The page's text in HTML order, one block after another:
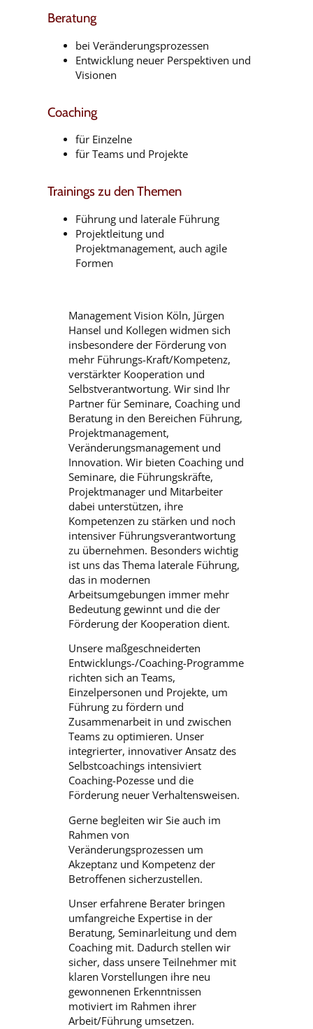
Beratung
bei Veränderungsprozessen
Entwicklung neuer Perspektiven und
Visionen
Coaching
für Einzelne
für Teams und Projekte
Trainings zu den Themen
Führung und laterale Führung
Projektleitung und
Projektmanagement, auch agile
Formen
Management Vision Köln, Jürgen
Hansel und Kollegen widmen sich
insbesondere der Förderung von
mehr Führungs-Kraft/Kompetenz,
verstärkter Kooperation und
Selbstverantwortung. Wir sind Ihr
Partner für Seminare, Coaching und
Beratung in den Bereichen Führung,
Projektmanagement,
Veränderungsmanagement und
Innovation. Wir bieten Coaching und
Seminare, die Führungskräfte,
Projektmanager und Mitarbeiter
dabei unterstützen, ihre
Kompetenzen zu stärken und noch
intensiver Führungsverantwortung
zu übernehmen. Besonders wichtig
ist uns das Thema laterale Führung,
das in modernen
Arbeitsumgebungen immer mehr
Bedeutung gewinnt und die der
Förderung der Kooperation dient.
Unsere maßgeschneiderten
Entwicklungs-/Coaching-Programme
richten sich an Teams,
Einzelpersonen und Projekte, um
Führung zu fördern und
Zusammenarbeit in und zwischen
Teams zu optimieren. Unser
integrierter, innovativer Ansatz des
Selbstcoachings intensiviert
Coaching-Pozesse und die
Förderung neuer Verhaltensweisen.
Gerne begleiten wir Sie auch im
Rahmen von
Veränderungsprozessen um
Akzeptanz und Kompetenz der
Betroffenen sicherzustellen.
Unser erfahrene Berater bringen
umfangreiche Expertise in der
Beratung, Seminarleitung und dem
Coaching mit. Dadurch stellen wir
sicher, dass unsere Teilnehmer mit
klaren Vorstellungen ihre neu
gewonnenen Erkenntnissen
motiviert im Rahmen ihrer
Arbeit/Führung umsetzen.